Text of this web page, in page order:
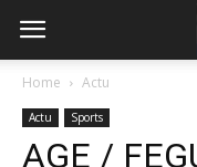
Home Actu
Actu Sports
AGE /